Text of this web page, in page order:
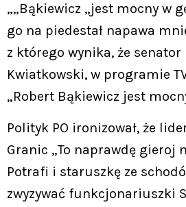
„„Bąkiewicz „jest mocny w
go na piedestał napawa
z którego wynika, że senator
Kwiatkowski, w programie
„Robert Bąkiewicz jest
Polityk PO ironizował, że
Granic „To naprawdę gieroj
Potrafi i staruszkę ze
zwyzywać funkcjonariuszki